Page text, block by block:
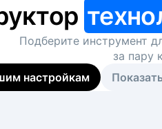
Подберите инструмент
за пару
настройкам